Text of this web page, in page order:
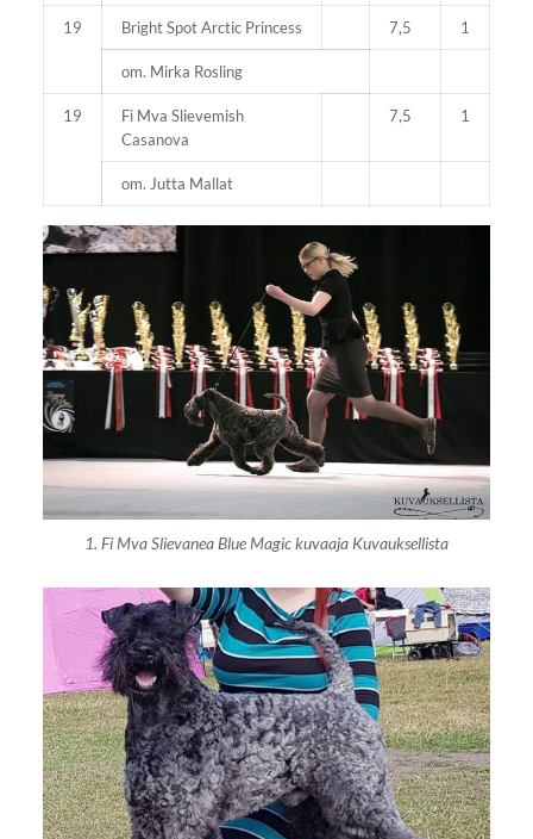
19 Bright Spot Arctic Princess 7,5 1
om. Mirka Rosling
19
Fi Mva Slievemish
Casanova
7,5 1
om. Jutta Mallat
1. Fi Mva Slievanea Blue Magic kuvaaja Kuvauksellista